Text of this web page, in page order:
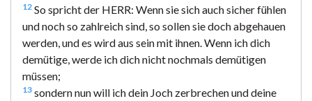
12 So spricht der HERR: Wenn sie sich auch sicher fühlen
und noch so zahlreich sind, so sollen sie doch abgehauen
werden, und es wird aus sein mit ihnen. Wenn ich dich
demütige, werde ich dich nicht nochmals demütigen
müssen;
13 sondern nun will ich dein Joch zerbrechen und deine